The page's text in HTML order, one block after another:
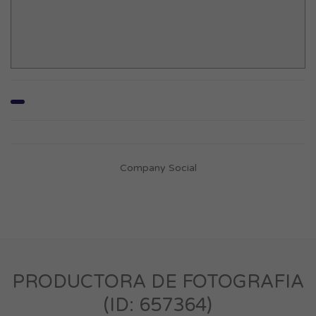
Company Social
PRODUCTORA DE FOTOGRAFIA
(ID: 657364)